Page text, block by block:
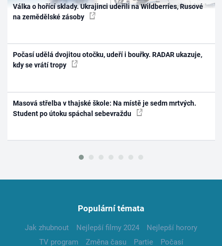
Válka o hořící sklady. Ukrajinci udeřili na Wildberries, Rusové
na zemědělské zásoby
Počasí udělá dvojitou otočku, udeří i bouřky. RADAR ukazuje,
kdy se vrátí tropy
Masová střelba v thajské škole: Na místě je sedm mrtvých.
Student po útoku spáchal sebevraždu
Populární témata
Jak zhubnout Nejlepší filmy 2024
Nejlepší horory
TV program
Změna času Partie
Počasí